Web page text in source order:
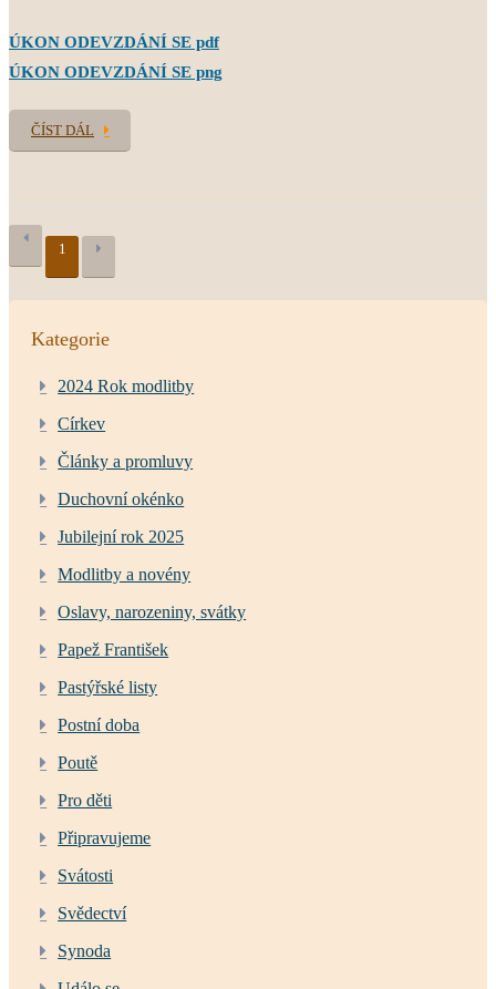
ÚKON ODEVZDÁNÍ SE pdf
ÚKON ODEVZDÁNÍ SE png
ČÍST DÁL
1
Kategorie
2024 Rok modlitby
Církev
Články a promluvy
Duchovní okénko
Jubilejní rok 2025
Modlitby a novény
Oslavy, narozeniny, svátky
Papež František
Pastýřské listy
Postní doba
Poutě
Pro děti
Připravujeme
Svátosti
Svědectví
Synoda